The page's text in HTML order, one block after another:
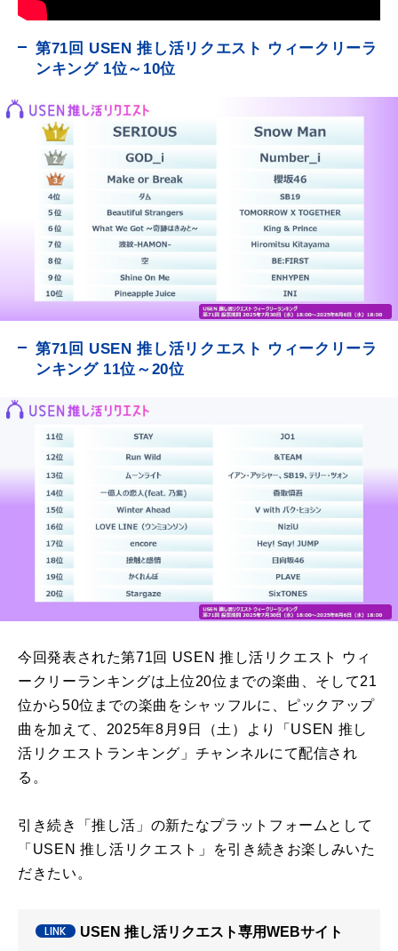
第71回 USEN 推し活リクエスト ウィークリーラ
ンキング 1位～10位
第71回 USEN 推し活リクエスト ウィークリーラ
ンキング 11位～20位
今回発表された第71回 USEN 推し活リクエスト ウィ
ークリーランキングは上位20位までの楽曲、そして21
位から50位までの楽曲をシャッフルに、ピックアップ
曲を加えて、2025年8月9日（土）より「USEN 推し
活リクエストランキング」チャンネルにて配信され
る。
引き続き「推し活」の新たなプラットフォームとして
「USEN 推し活リクエスト」を引き続きお楽しみいた
だきたい。
USEN 推し活リクエスト専用WEBサイト